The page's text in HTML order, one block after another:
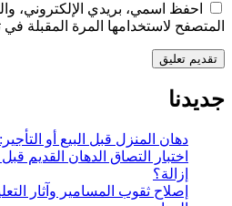
احفظ اسمي، بريدي الإلكتروني،
المتصفح لاستخدامها المرة المقبلة في
جديدنا
دهان المنزل قبل البيع أو
اختبار التصاق الدهان القديم
إزالة؟
إصلاح ثقوب المسامير وآثار